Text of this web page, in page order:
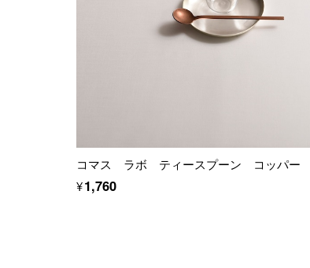
コマス ラボ ティースプーン コッパー
¥1,760